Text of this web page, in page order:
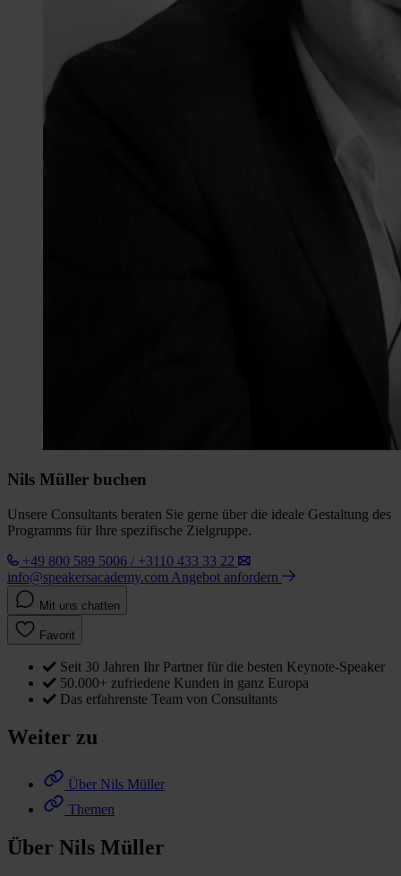
Nils Müller buchen
Unsere Consultants beraten Sie gerne über die ideale Gestaltung des
Programms für Ihre spezifische Zielgruppe.
+49 800 589 5006 / +3110 433 33 22
info@speakersacademy.com Angebot anfordern
Mit uns chatten
Favorit
Seit 30 Jahren Ihr Partner für die besten Keynote-Speaker
50.000+ zufriedene Kunden in ganz Europa
Das erfahrenste Team von Consultants
Weiter zu
Über Nils Müller
Themen
Über Nils Müller